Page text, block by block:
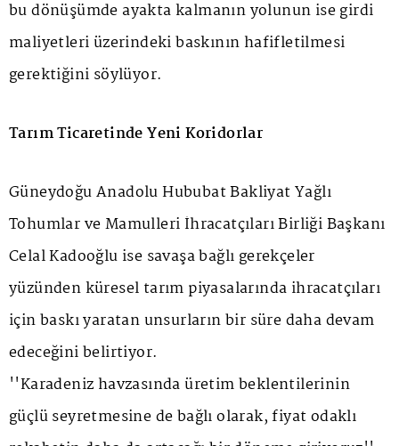
bu dönüşümde ayakta kalmanın yolunun ise girdi
maliyetleri üzerindeki baskının hafifletilmesi
gerektiğini söylüyor.
Tarım Ticaretinde Yeni Koridorlar
Güneydoğu Anadolu Hububat Bakliyat Yağlı
Tohumlar ve Mamulleri İhracatçıları Birliği Başkanı
Celal Kadooğlu ise savaşa bağlı gerekçeler
yüzünden küresel tarım piyasalarında ihracatçıları
için baskı yaratan unsurların bir süre daha devam
edeceğini belirtiyor.
''Karadeniz havzasında üretim beklentilerinin
güçlü seyretmesine de bağlı olarak, fiyat odaklı